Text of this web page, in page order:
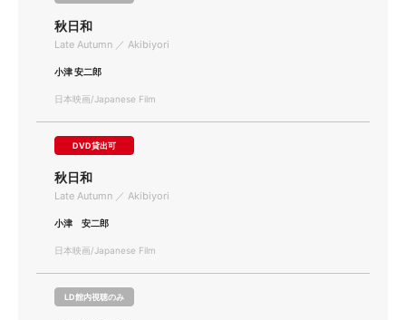
秋日和
Late Autumn ／ Akibiyori
小津 安二郎
日本映画/Japanese Film
DVD貸出可
秋日和
Late Autumn ／ Akibiyori
小津 安二郎
日本映画/Japanese Film
LD館内視聴のみ